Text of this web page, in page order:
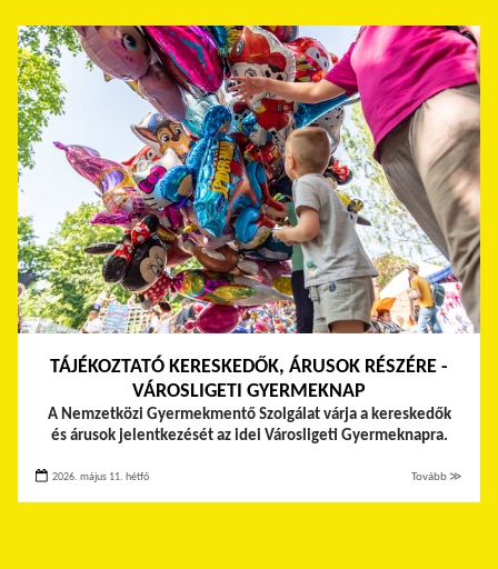
TÁJÉKOZTATÓ KERESKEDŐK, ÁRUSOK RÉSZÉRE -
VÁROSLIGETI GYERMEKNAP
A Nemzetközi Gyermekmentő Szolgálat várja a kereskedők
és árusok jelentkezését az idei Városligeti Gyermeknapra.
2026. május 11. hétfő Tovább ≫